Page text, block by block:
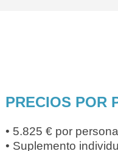
PRECIOS POR
• 5.825 € por
• Suplemento